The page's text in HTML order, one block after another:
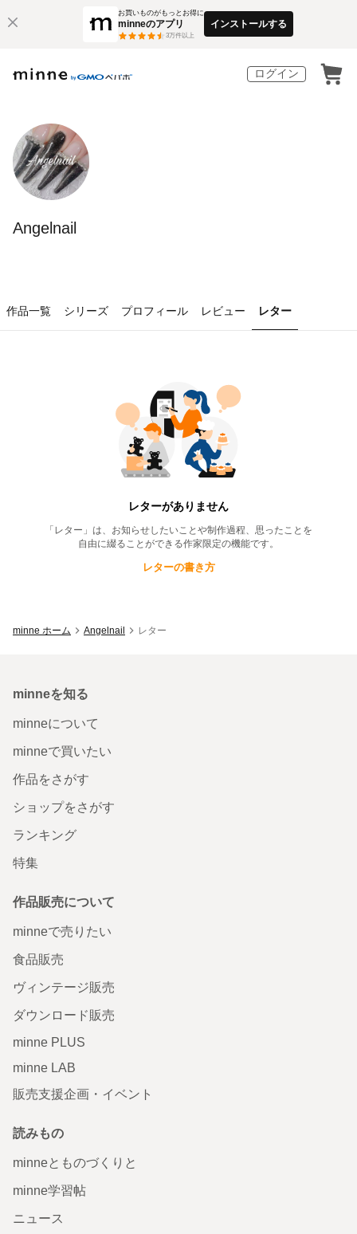
お買いものがもっとお得に
minneのアプリ
3万件以上
インストールする
ログイン
Angelnail
作品一覧 シリーズ プロフィール レビュー レター
のレター一覧
レターがありません
「レター」は、お知らせしたいことや制作過程、思ったことを
自由に綴ることができる作家限定の機能です。
レターの書き方
minne ホーム Angelnail レター
minneを知る
minneについて
minneで買いたい
作品をさがす
ショップをさがす
ランキング
特集
作品販売について
minneで売りたい
食品販売
ヴィンテージ販売
ダウンロード販売
minne PLUS
minne LAB
販売支援企画・イベント
読みもの
minneとものづくりと
minne学習帖
ニュース